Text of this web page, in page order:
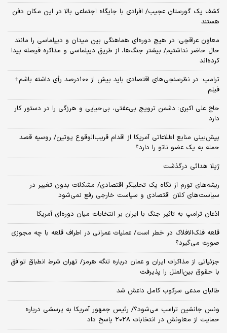
کشف یک گورستان عجیب/ افرادی با جایگاه اجتماعی بالا در این مکان دفن
هستند
معاون عراقچی: در هیچ دوره‌ای هماهنگی بین میدان و دیپلماسی را مانند
حال حاضر نداشتیم/ بیشتر جنگ‌ها، از طریق دیپلماسی و مذاکره فیصله پیدا
کرده‌اند
ترامپ: در نظرسنجی‌های اقتصادی باید بیش از ۱۰۰درصد رأی داشته باشم+
فیلم
حاج علی اکبری: دشمن ترویج بی‌عفتی، بی‌حیایی و هرزگی را در دستور کار
دارد
پیش‌بینی منابع اطلاعاتی آمریکا از اقدام قریب‌الوقوع پوتین/ روسیه قصد
حمله به یک عضو ناتو را دارد؟
ژیلا هدائی درگذشت
ریشه‌های تورم از نگاه یک تحلیلگر اقتصادی/ مشکلات بدون تغییر در
سیاست‌های کلان اقتصادی و سیاست خارجی رفع نمی‌شود
اذعان ترامپ به تاثیر جنگ با ایران بر انتخابات میان دوره‌ای آمریکا
قلعه فلک‌الافلاک در خطر است/ عملیات عمرانی در اطراف قلعه با چه مجوزی
صورت می‌گیرد؟
جزئیاتی از مذاکرات ایران و عمان درباره تنگه هرمز/ تهران شرط انطباق توافق
با حقوق بین‌الملل را پذیرفت
طالبان مدعی سرکوب کامل داعش شد
ونس جانشین ترامپ می‌شود؟/ رئیس جمهور آمریکا به پرسشی درباره
حمایت از معاونش در انتخابات ۲۰۲۸ پاسخ داد